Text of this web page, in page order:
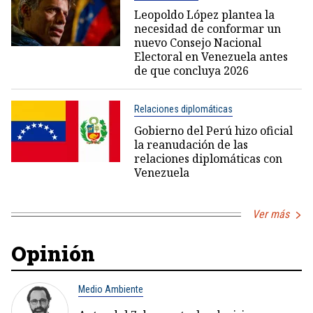
Leopoldo López plantea la
necesidad de conformar un
nuevo Consejo Nacional
Electoral en Venezuela antes
de que concluya 2026
Relaciones diplomáticas
Gobierno del Perú hizo oficial
la reanudación de las
relaciones diplomáticas con
Venezuela
Ver más
Opinión
Medio Ambiente